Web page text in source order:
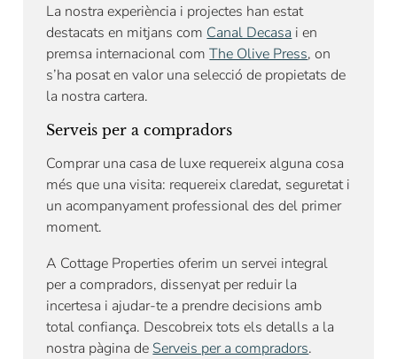
La nostra experiència i projectes han estat
destacats en mitjans com Canal Decasa i en
premsa internacional comThe Olive Press, on
s’ha posat en valor una selecció de propietats de
la nostra cartera.
Serveis per a compradors
Comprar una casa de luxe requereix alguna cosa
més que una visita: requereix claredat, seguretat i
un acompanyament professional des del primer
moment.
A Cottage Properties oferim un servei integral
per a compradors, dissenyat per reduir la
incertesa i ajudar-te a prendre decisions amb
total confiança. Descobreix tots els detalls a la
nostra pàgina de Serveis per a compradors.